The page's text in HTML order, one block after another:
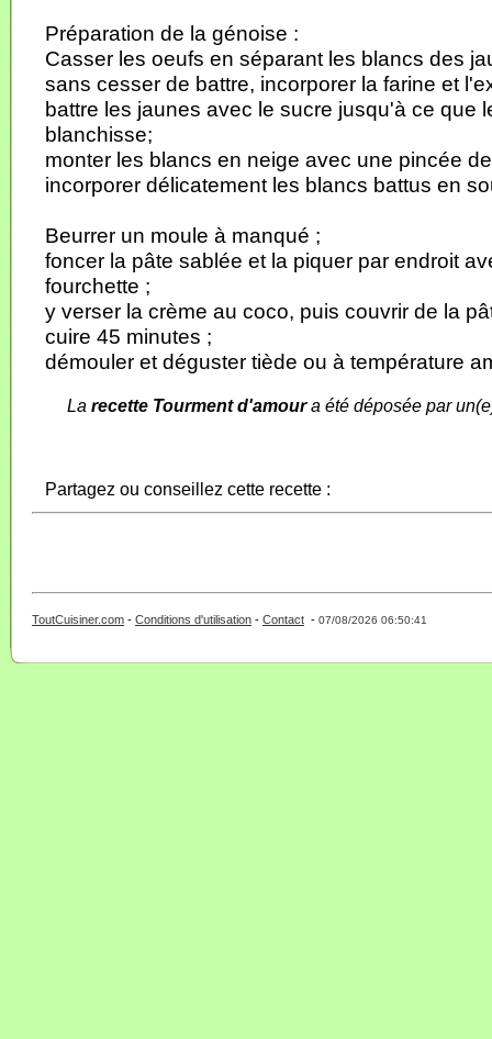
Préparation de la génoise :
Casser les oeufs en séparant les blancs des
sans cesser de battre, incorporer la farine et
battre les jaunes avec le sucre jusqu'à ce que
blanchisse;
monter les blancs en neige avec une pincée
incorporer délicatement les blancs battus en
Beurrer un moule à manqué ;
foncer la pâte sablée et la piquer par endroit
fourchette ;
y verser la crème au coco, puis couvrir de la
cuire 45 minutes ;
démouler et déguster tiède ou à température
La recette Tourment d'amoura été déposée par
Partagez ou conseillez cette recette :
ToutCuisiner.com - Conditions d'utilisation - Contact - 07/08/2026 06:50:41